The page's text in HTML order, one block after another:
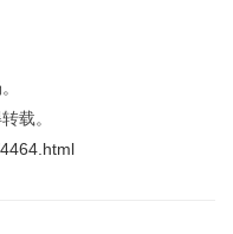
载。